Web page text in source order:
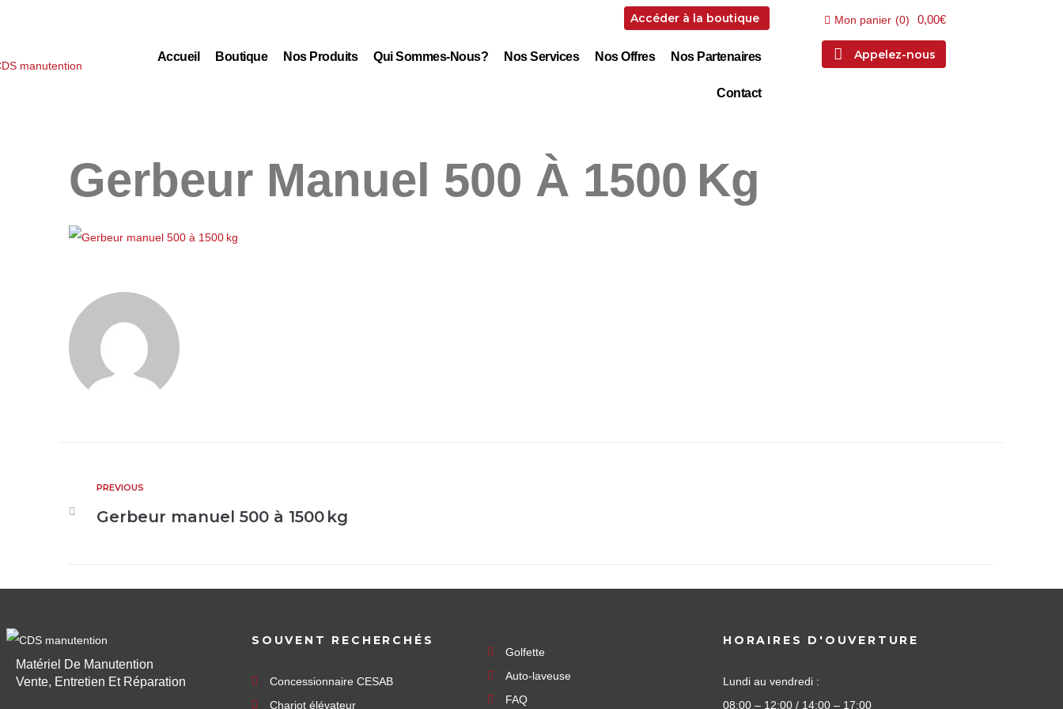
Accéder à la boutique
Accueil Boutique Nos Produits Qui Sommes-Nous? Nos Services Nos Offres Nos Partenaires
Contact
Mon panier (0) 0,00€
Appelez-nous
Gerbeur Manuel 500 À 1500 Kg
PREVIOUS
Gerbeur manuel 500 à 1500 kg
Matériel De Manutention
Vente, Entretien Et Réparation
SOUVENT RECHERCHÉS
Concessionnaire CESAB
Chariot élévateur
Golfette
Auto-laveuse
FAQ
HORAIRES D'OUVERTURE
Lundi au vendredi :
08:00 – 12:00 / 14:00 – 17:00